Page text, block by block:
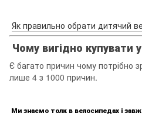
Як правильно обрати дитячий
Чому вигідно купувати
Є багато причин чому потрібно
лише 4 з 1000 причин.
Ми знаємо толк в велосипедах і